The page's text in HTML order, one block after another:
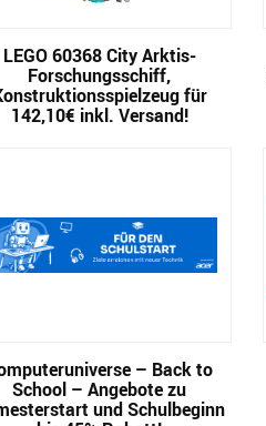
LEGO 60368 City Arktis-
Forschungsschiff,
für
142,10€ inkl. Versand!
– Back to
School – Angebote zu
und Schulbeginn